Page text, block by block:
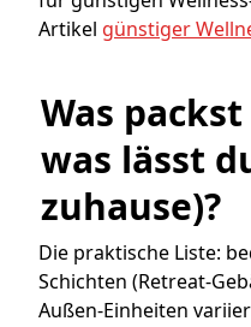
Artikel günstiger
Was
was lässt
zuhause)?
Die praktische Liste:
Schichten (Retreat-
Außen-Einheiten